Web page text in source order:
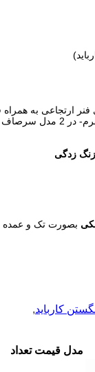
ارتجاعی به
و سرکج
بصورت تک و عمده
کارباید,
مدل قیمت تعداد